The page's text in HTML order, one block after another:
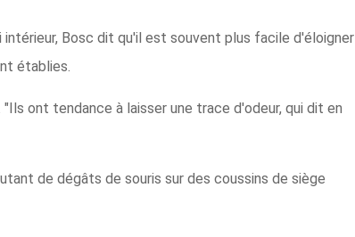
Bosc dit qu'il est souvent plus facile d'éloigner
établies.
ont tendance à laisser une trace d'odeur, qui dit en
de dégâts de souris sur des coussins de siège